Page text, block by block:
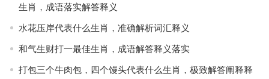
生肖，成语落实解答释义
水花压岸代表什么生肖，准确解析词汇释义
和气生财打一最佳生肖，成语解答释义落实
打包三个牛肉包，四个馒头代表什么生肖，极致解答阐释释